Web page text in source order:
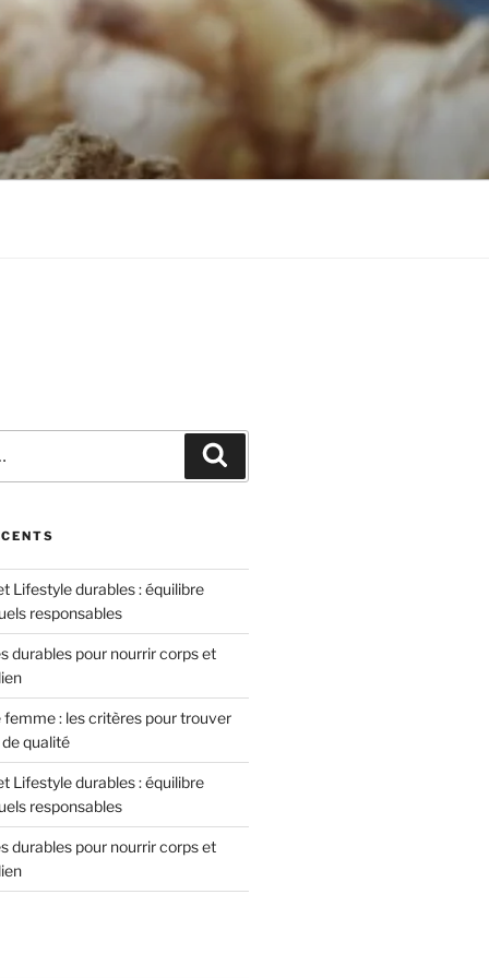
Lifestyle durables : équilibre
responsables
durables pour nourrir corps et
: les critères pour trouver
qualité
Lifestyle durables : équilibre
responsables
durables pour nourrir corps et